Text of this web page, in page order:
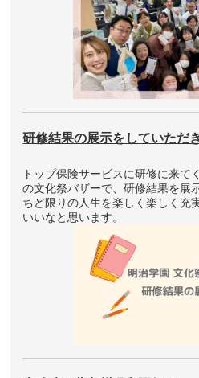
研修結果の展示をしていただ
トップ保険サービスに研修に来て
の文化祭バザーで、研修結果を
ちど限りの人生を楽しく楽しく充
いいなと思います。